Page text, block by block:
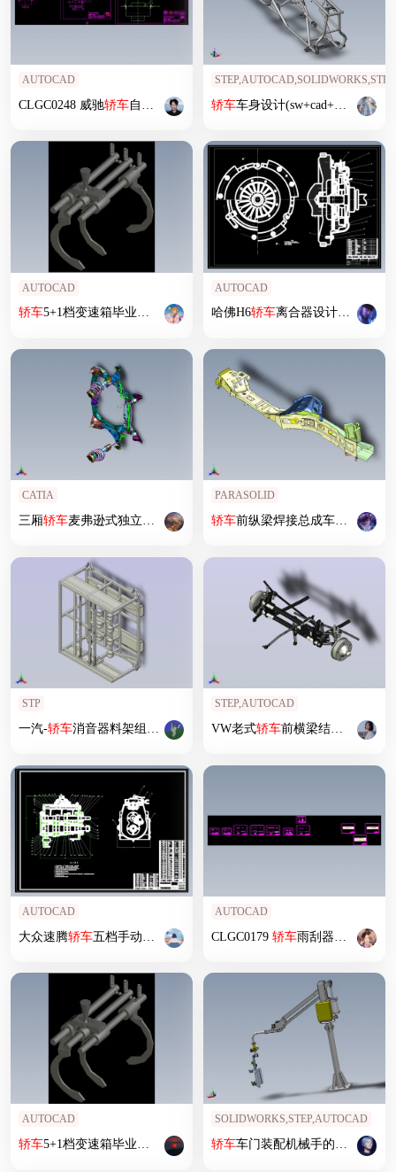
AUTOCAD
CLGC0248 威驰轿车自动关窗器的设计
STEP,AUTOCAD,SOLIDWORKS,STP
轿车车身设计(sw+cad+说明书)
AUTOCAD
轿车5+1档变速箱毕业设计
AUTOCAD
哈佛H6轿车离合器设计-1.5T MT
CATIA
三厢轿车麦弗逊式独立前悬架
PARASOLID
轿车前纵梁焊接总成车身结构三维数模
STP
一汽-轿车消音器料架组合物流器具
STEP,AUTOCAD
VW老式轿车前横梁结构3D图纸+STEP格式
AUTOCAD
大众速腾轿车五档手动变速器设计
AUTOCAD
CLGC0179 轿车雨刮器结构设计与运动仿真
AUTOCAD
轿车5+1档变速箱毕业设计
SOLIDWORKS,STEP,AUTOCAD
轿车车门装配机械手的设计（全部结清）